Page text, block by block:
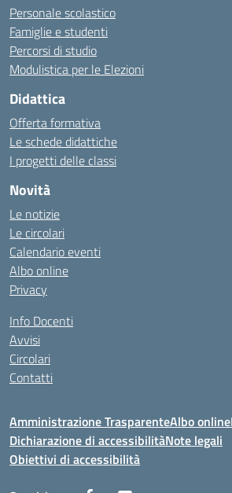
Personale scolastico
Famiglie e studenti
Percorsi di studio
Modulistica per le Elezioni
Didattica
Offerta formativa
Le schede didattiche
I progetti delle classi
Novità
Le notizie
Le circolari
Calendario eventi
Albo online
Privacy
Info Docenti
Avvisi
Circolari
Contatti
Amministrazione TrasparenteAlbo online
Dichiarazione di accessibilitàNote legali
Obiettivi di accessibilità